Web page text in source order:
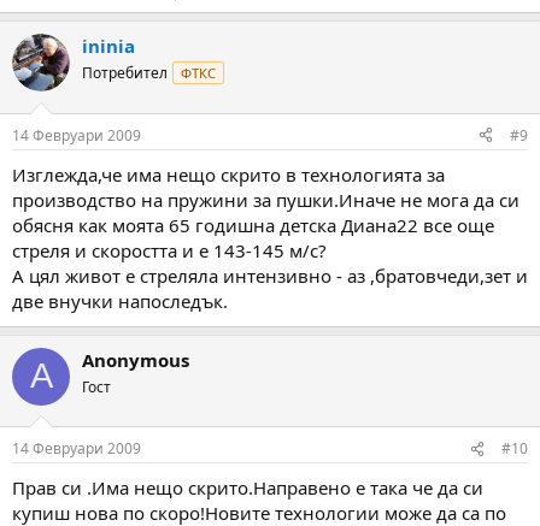
ininia
Потребител ФТКС
14 Февруари 2009 #9
Изглежда,че има нещо скрито в технологията за
производство на пружини за пушки.Иначе не мога да си
обясня как моята 65 годишна детска Диана22 все още
стреля и скоростта и е 143-145 м/с?
А цял живот е стреляла интензивно - аз ,братовчеди,зет и
две внучки напоследък.
A Anonymous
Гост
14 Февруари 2009 #10
Прав си .Има нещо скрито.Направено е така че да си
купиш нова по скоро!Новите технологии може да са по